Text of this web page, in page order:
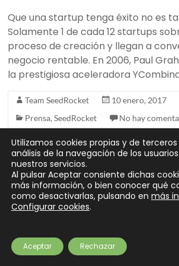
Que una startup tenga éxito no es
Solamente 1 de cada 12 startups
proceso de creación y llegan a
negocio rentable. En 2006, Paul
la prestigiosa aceleradora
Team SeedRocket
10 enero, 2017
Prensa,SeedRocket No hay
Copyright © 2026 SeedRocket. Todos los
TemaSpaciousde ThemeGrill.
Partners Preguntas frecuentes
Utilizamos cookies propias y de
análisis de la navegación de los
nuestros servicios.
Al pulsar Aceptar consiente dichas
más información, o bien conocer qué
como desactivarlas, pulsando en más
Configurar cookies.
Aceptar Rechazar